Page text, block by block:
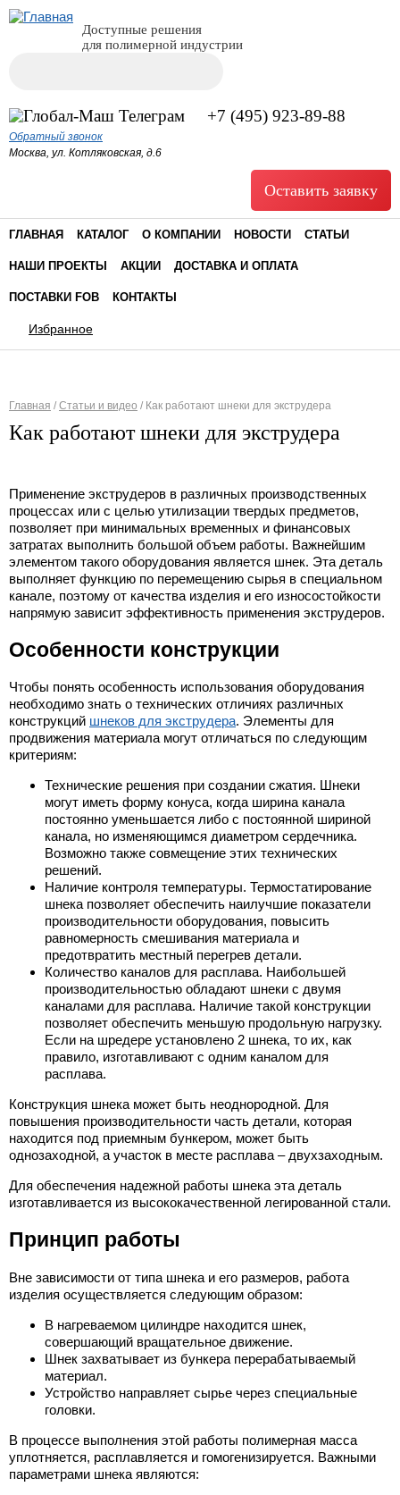
Доступные решения
для полимерной индустрии
+7 (495) 923-89-88
Обратный звонок
Москва, ул. Котляковская, д.6
Оставить заявку
ГЛАВНАЯ КАТАЛОГ О КОМПАНИИ НОВОСТИ СТАТЬИ
НАШИ ПРОЕКТЫ АКЦИИ ДОСТАВКА И ОПЛАТА
ПОСТАВКИ FOB КОНТАКТЫ
Избранное
Вы здесь
Главная / Статьи и видео / Как работают шнеки для экструдера
Как работают шнеки для экструдера
Применение экструдеров в различных производственных
процессах или с целью утилизации твердых предметов,
позволяет при минимальных временных и финансовых
затратах выполнить большой объем работы. Важнейшим
элементом такого оборудования является шнек. Эта деталь
выполняет функцию по перемещению сырья в специальном
канале, поэтому от качества изделия и его износостойкости
напрямую зависит эффективность применения экструдеров.
Особенности конструкции
Чтобы понять особенность использования оборудования
необходимо знать о технических отличиях различных
конструкций шнеков для экструдера. Элементы для
продвижения материала могут отличаться по следующим
критериям:
Технические решения при создании сжатия. Шнеки
могут иметь форму конуса, когда ширина канала
постоянно уменьшается либо с постоянной шириной
канала, но изменяющимся диаметром сердечника.
Возможно также совмещение этих технических
решений.
Наличие контроля температуры. Термостатирование
шнека позволяет обеспечить наилучшие показатели
производительности оборудования, повысить
равномерность смешивания материала и
предотвратить местный перегрев детали.
Количество каналов для расплава. Наибольшей
производительностью обладают шнеки с двумя
каналами для расплава. Наличие такой конструкции
позволяет обеспечить меньшую продольную нагрузку.
Если на шредере установлено 2 шнека, то их, как
правило, изготавливают с одним каналом для
расплава.
Конструкция шнека может быть неоднородной. Для
повышения производительности часть детали, которая
находится под приемным бункером, может быть
однозаходной, а участок в месте расплава – двухзаходным.
Для обеспечения надежной работы шнека эта деталь
изготавливается из высококачественной легированной стали.
Принцип работы
Вне зависимости от типа шнека и его размеров, работа
изделия осуществляется следующим образом:
В нагреваемом цилиндре находится шнек,
совершающий вращательное движение.
Шнек захватывает из бункера перерабатываемый
материал.
Устройство направляет сырье через специальные
головки.
В процессе выполнения этой работы полимерная масса
уплотняется, расплавляется и гомогенизируется. Важными
параметрами шнека являются: